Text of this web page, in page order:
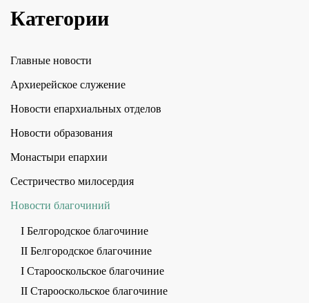
Категории
Главные новости
Архиерейское служение
Новости епархиальных отделов
Новости образования
Монастыри епархии
Сестричество милосердия
Новости благочиний
I Белгородское благочиние
II Белгородское благочиние
I Старооскольское благочиние
II Старооскольское благочиние